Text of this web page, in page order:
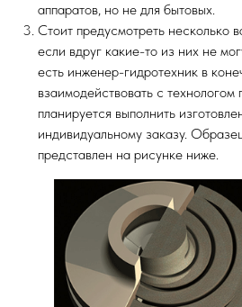
аппаратов, но не для бытовых.
Стоит предусмотреть несколько
если вдруг какие-то из них не
есть инженер-гидротехник в
взаимодействовать с технологом
планируется выполнить
индивидуальному заказу.
представлен на рисунке ниже.